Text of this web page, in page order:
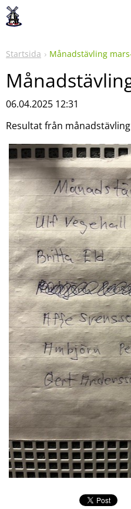
Startsida Månadstävling
06.04.2025 12:31
Resultat från